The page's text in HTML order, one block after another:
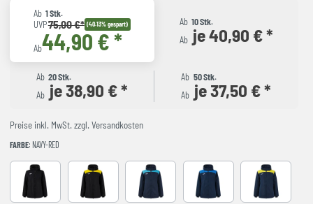
Ab 1 Stk.
UVP75,00 €* (40.13% gespart)
Ab44,90 € *
Ab 10 Stk.
Ab je 40,90 € *
Ab 20 Stk.
Ab je 38,90 € *
Ab 50 Stk.
Ab je 37,50 € *
Preise inkl. MwSt. zzgl. Versandkosten
FARBE: NAVY-RED
BLACK BLACK-YELLOW DARK NAVY TURQUESANAVY-ROYAL NAVY-